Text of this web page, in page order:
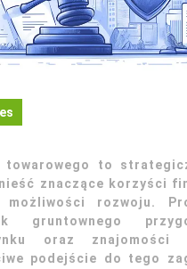
towarowego to
znaczące korzyści
możliwości rozwoju.
gruntownego
oraz znajomości
podejście do tego